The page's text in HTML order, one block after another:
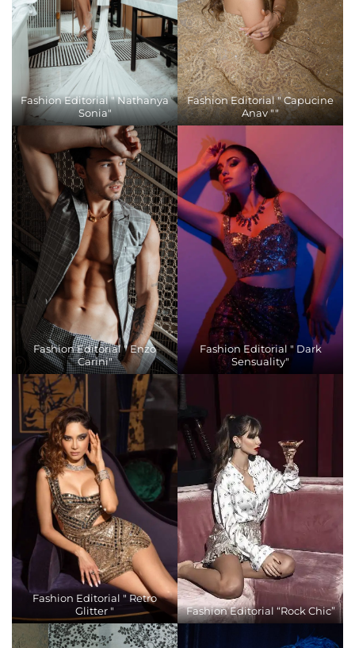
Fashion Editorial " Nathanya
Sonia"
Fashion Editorial " Capucine
Anav ""
Fashion Editorial " Enzo
Carini"
Fashion Editorial " Dark
Sensuality"
Fashion Editorial " Retro
Glitter "
Fashion Editorial “Rock Chic”